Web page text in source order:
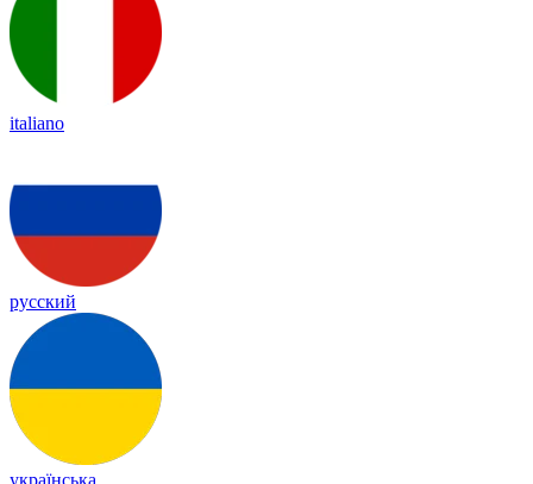
italiano
русский
українська